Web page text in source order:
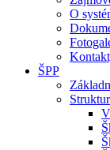
O
ŠPP